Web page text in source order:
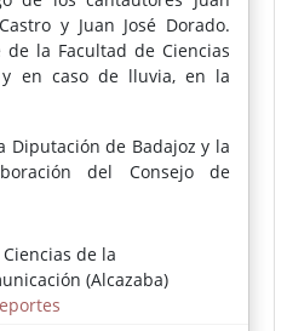
y Juan José Dorado.
la Facultad de Ciencias
en caso de lluvia, en la
Diputación de Badajoz y la
del Consejo de
a toda la ciudadanía,
flamenco, comunidad
especialmente para que
cultura.
de la
(Alcazaba)